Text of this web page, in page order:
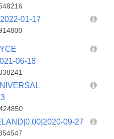
01-17
06-18
09-27